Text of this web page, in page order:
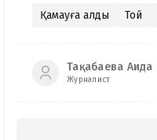
Қамауға алды Той
Тақабаева Аида
Журналист